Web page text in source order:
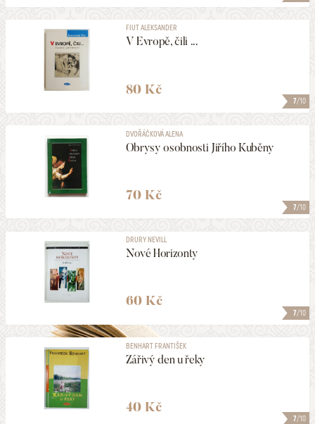
7/10
FIUT ALEKSANDER
V Evropě, čili ...
80 Kč
7/10
DVOŘÁČKOVÁ ALENA
Obrysy osobnosti Jiřího Kuběny
70 Kč
7/10
DRURY NEVILL
Nové Horizonty
60 Kč
7/10
BENHART FRANTIŠEK
Zářivý den u řeky
40 Kč